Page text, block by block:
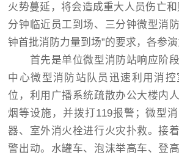
火势蔓延，将会造成重大人员伤亡
分钟临近员工到场、三分钟微型消
钟首批消防力量到场”的要求，各参演
首先是单位微型消防站响应阶段
中心微型消防站队员迅速利用消
位，利用广播系统疏散办公大楼内
烟等设施，并拨打119报警；微型
器、室外消火栓进行火灾扑救。接
警出动。水罐车、泡沫举高车、登